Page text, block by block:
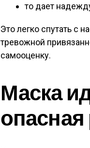
то дает
Это легко спутать с
тревожной
самооценку.
Маска